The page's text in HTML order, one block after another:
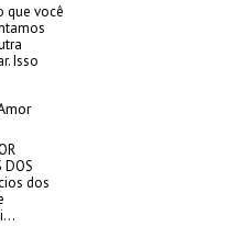
que você
Isso
DOS
dos